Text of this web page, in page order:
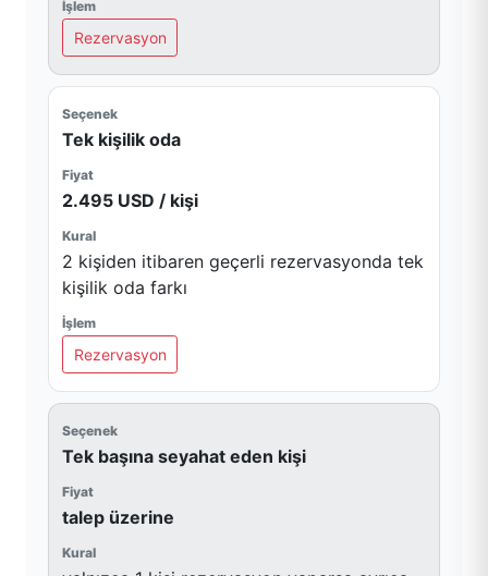
Rezervasyon
Tek kişilik oda
2.495 USD / kişi
2 kişiden itibaren geçerli rezervasyonda tek
kişilik oda farkı
Rezervasyon
Tek başına seyahat eden kişi
talep üzerine